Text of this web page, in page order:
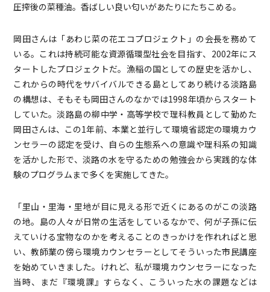
圧搾後の菜種油。香ばしい良い匂いがあたりにたちこめる。
岡田さんは「あわじ菜の花エコプロジェクト」の会長を務めて
いる。これは持続可能な資源循環型社会を目指す、2002年にス
タートしたプロジェクトだ。漁稲の国としての歴史を活かし、
これからの時代をサバイバルできる島としてあり続ける淡路島
の構想は、そもそも岡田さんのなかでは1998年頃からスタート
していた。淡路島の柳中学・高等学校で理科教員として勤めた
岡田さんは、この1年前、本業と並行して環境省認定の環境カウ
ンセラーの認定を受け、自らの生態系への意識や理科系の知識
を活かした形で、淡路の水を守るための勉強会から実践的な体
験のプログラムまで多くを実施してきた。
「里山・里海・里地が目に見える形で近くにあるのがこの淡路
の地。島の人々が日常の生活をしているなかで、何が子孫に伝
えていける宝物なのかを考えることのきっかけを作れればと思
い、教師業の傍ら環境カウンセラーとしてそういった市民講座
を始めていきました。けれど、私が環境カウンセラーになった
当時、まだ『環境課』すらなく、こういった水の課題などは